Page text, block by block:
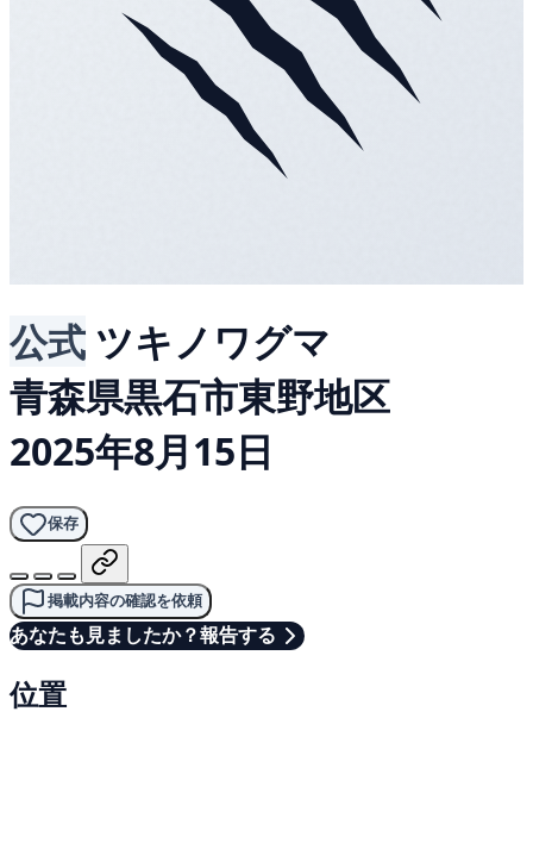
公式 ツキノワグマ
青森県黒石市東野地区
2025年8月15日
保存
掲載内容の確認を依頼
あなたも見ましたか？報告する
位置